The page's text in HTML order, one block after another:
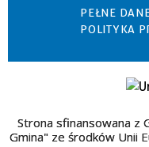
PEŁNE
POLITYKA
Strona sfinansowana z
Gmina" ze środków Unii